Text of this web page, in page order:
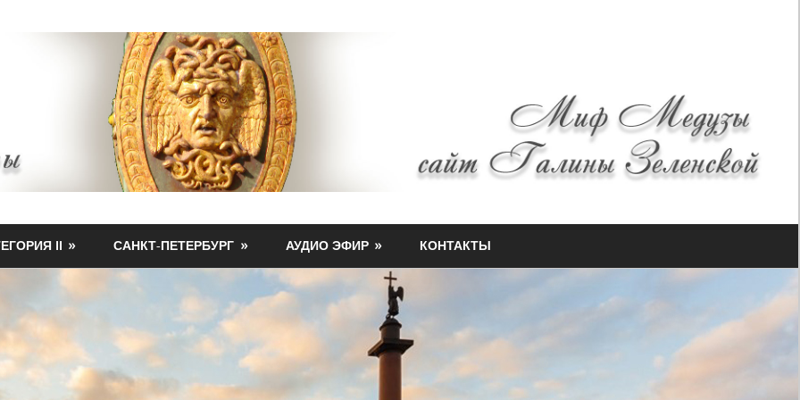
II САНКТ-ПЕТЕРБУРГ АУДИО ЭФИР КОНТАКТЫ